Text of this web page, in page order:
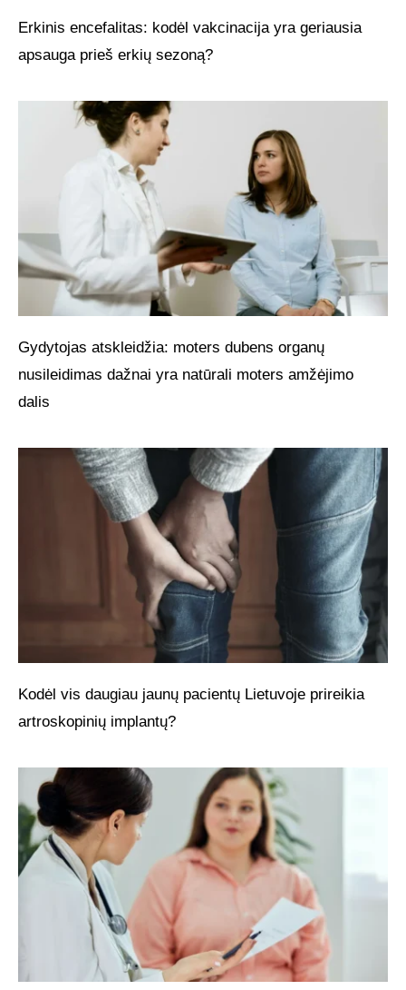
Erkinis encefalitas: kodėl vakcinacija yra geriausia
apsauga prieš erkių sezoną?
Gydytojas atskleidžia: moters dubens organų
nusileidimas dažnai yra natūrali moters amžėjimo
dalis
Kodėl vis daugiau jaunų pacientų Lietuvoje prireikia
artroskopinių implantų?